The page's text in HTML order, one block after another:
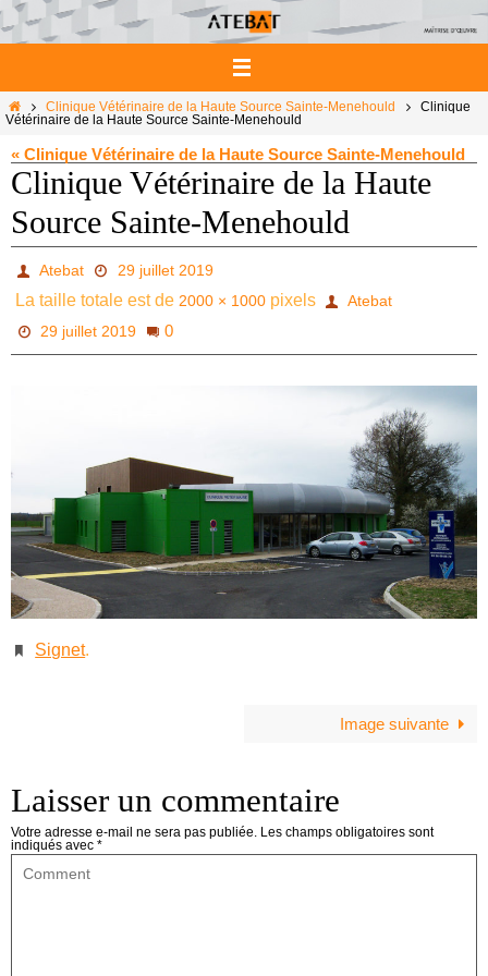
Passer
vers
le
HomeClinique Vétérinaire de la Haute Source Sainte-Menehould
Clinique
Vétérinaire de la Haute Source Sainte-Menehould
« Clinique Vétérinaire de la Haute Source Sainte-Menehould
Clinique Vétérinaire de la Haute
Source Sainte-Menehould
Atebat 29 juillet 2019
La taille totale est de 2000 × 1000 pixels
Atebat
29 juillet 2019
0
Signet.
Image suivante
Laisser un commentaire
Votre adresse e-mail ne sera pas publiée. Les champs obligatoires sont
indiqués avec *